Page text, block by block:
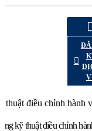
kỹ thuật điều chỉnh